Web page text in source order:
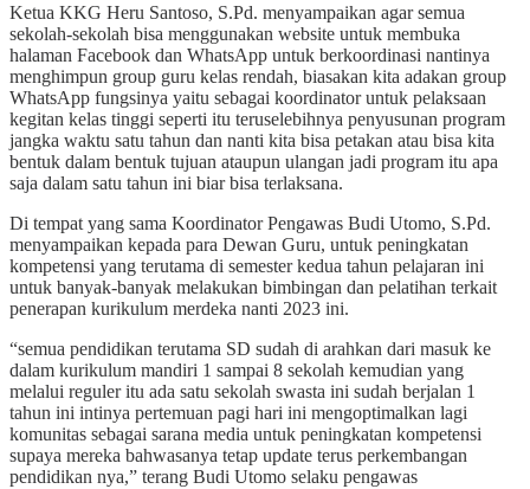
Ketua KKG Heru Santoso, S.Pd. menyampaikan agar semua
sekolah-sekolah bisa menggunakan website untuk membuka
halaman Facebook dan WhatsApp untuk berkoordinasi nantinya
menghimpun group guru kelas rendah, biasakan kita adakan group
WhatsApp fungsinya yaitu sebagai koordinator untuk pelaksaan
kegitan kelas tinggi seperti itu teruselebihnya penyusunan program
jangka waktu satu tahun dan nanti kita bisa petakan atau bisa kita
bentuk dalam bentuk tujuan ataupun ulangan jadi program itu apa
saja dalam satu tahun ini biar bisa terlaksana.
Di tempat yang sama Koordinator Pengawas Budi Utomo, S.Pd.
menyampaikan kepada para Dewan Guru, untuk peningkatan
kompetensi yang terutama di semester kedua tahun pelajaran ini
untuk banyak-banyak melakukan bimbingan dan pelatihan terkait
penerapan kurikulum merdeka nanti 2023 ini.
“semua pendidikan terutama SD sudah di arahkan dari masuk ke
dalam kurikulum mandiri 1 sampai 8 sekolah kemudian yang
melalui reguler itu ada satu sekolah swasta ini sudah berjalan 1
tahun ini intinya pertemuan pagi hari ini mengoptimalkan lagi
komunitas sebagai sarana media untuk peningkatan kompetensi
supaya mereka bahwasanya tetap update terus perkembangan
pendidikan nya,” terang Budi Utomo selaku pengawas